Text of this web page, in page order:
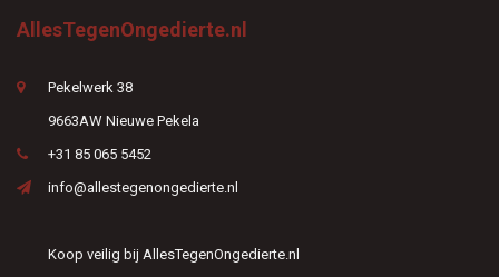
AllesTegenOngedierte.nl
Pekelwerk 38
9663AW Nieuwe Pekela
+31 85 065 5452
info@allestegenongedierte.nl
Koop veilig bij AllesTegenOngedierte.nl